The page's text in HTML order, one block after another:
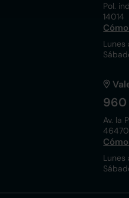
Pol.
14014
960
Av. la
46470